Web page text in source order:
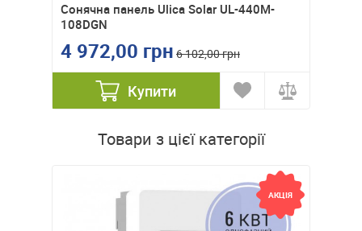
Cонячна панель Ulica Solar UL-440M-
108DGN
4 972,00 грн 6 102,00 грн
Купити
Товари з цієї категорії
АКЦІЯ